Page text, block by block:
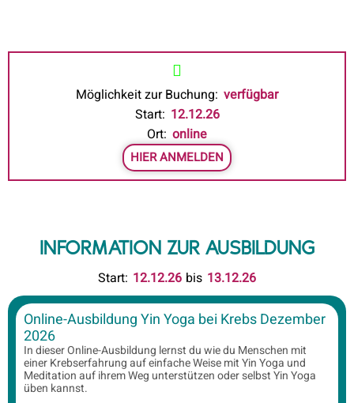
Möglichkeit zur Buchung: verfügbar
Start: 12.12.26
Ort: online
HIER ANMELDEN
INFORMATION ZUR AUSBILDUNG
Start: 12.12.26 bis 13.12.26
Online-Ausbildung Yin Yoga bei Krebs Dezember
2026
In dieser Online-Ausbildung lernst du wie du Menschen mit
einer Krebserfahrung auf einfache Weise mit Yin Yoga und
Meditation auf ihrem Weg unterstützen oder selbst Yin Yoga
üben kannst.